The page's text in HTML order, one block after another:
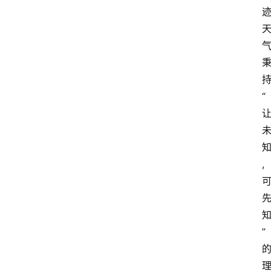
迹
天
气
秉
持
“
让
未
知
,
可
先
知
”
的
理